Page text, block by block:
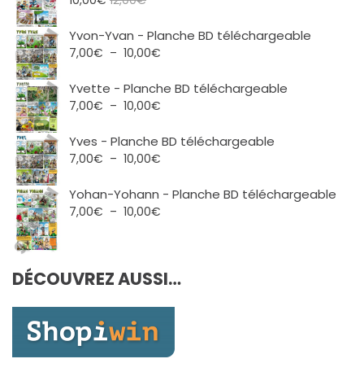
Yvon-Yvan - Planche BD téléchargeable
7,00€ – 10,00€
prix :
10,00€
Yvette - Planche BD téléchargeable
7,00€ – 10,00€
prix :
10,00€
Yves - Planche BD téléchargeable
7,00€ – 10,00€
prix :
Yohan-Yohann - Planche BD téléchargeable
7,00€ – 10,00€
à
DÉCOUVREZ AUSSI…